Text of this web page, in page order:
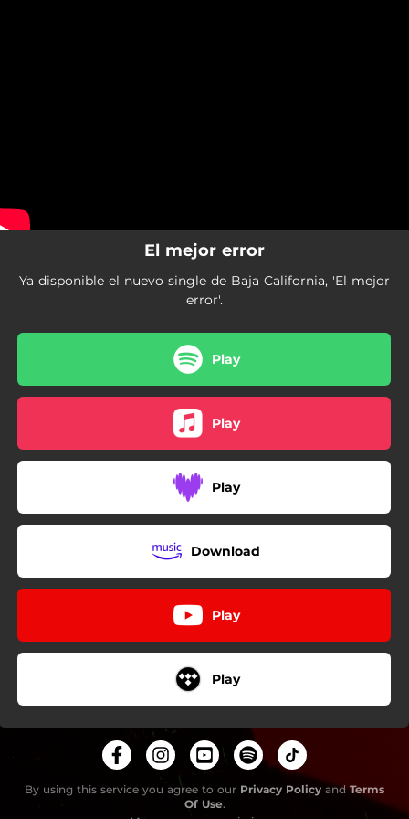
El mejor error
Ya disponible el nuevo single de Baja California, 'El mejor
error'.
Play
Play
Play
Download
Play
Play
By using this service you agree to our Privacy Policy andTerms
Of Use.